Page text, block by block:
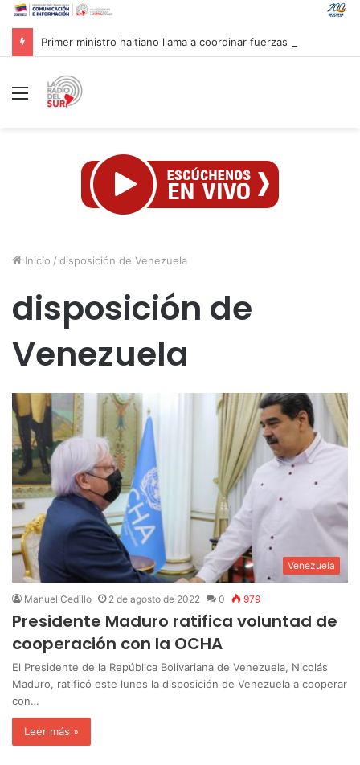
Menú
Inicio / disposición de Venezuela
disposición de
Venezuela
Venezuela
Manuel Cedillo 2 de agosto de 2022 0 979
Presidente Maduro ratifica voluntad de
cooperación con la OCHA
El Presidente de la República Bolivariana de Venezuela, Nicolás
Maduro, ratificó este lunes la disposición de Venezuela a cooperar
con…
Leer más »